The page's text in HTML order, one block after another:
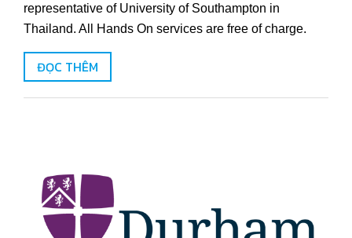
representative of University of Southampton in
Thailand. All Hands On services are free of charge.
ĐỌC THÊM